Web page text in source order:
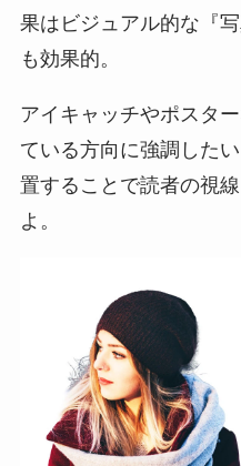
果はビジュアル的な『
も効果的。
アイキャッチやポスタ
ている方向に強調した
置することで読者の視
よ。